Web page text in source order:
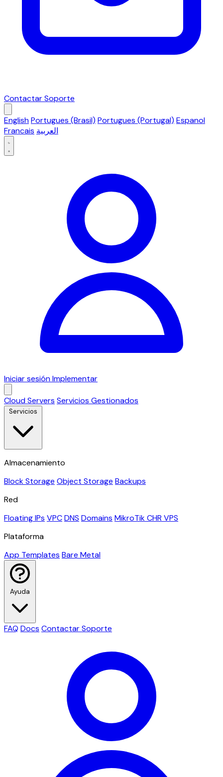
Contactar Soporte
EnglishPortugues (Brasil) Portugues (Portugal) Espanol
Francais العربية
Iniciar sesiónImplementar
Cloud Servers Servicios Gestionados
Servicios
Almacenamiento
Block Storage Object Storage Backups
Red
Floating IPs VPCDNS Domains MikroTik CHR VPS
Plataforma
App Templates Bare Metal
Ayuda
FAQ Docs Contactar Soporte